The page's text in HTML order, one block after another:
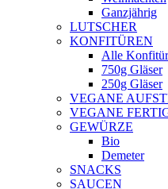
Ganzjährig
LUTSCHER
KONFITÜREN
Alle
750g Gläser
250g Gläser
VEGANE
VEGANE
GEWÜRZE
Bio
Demeter
SNACKS
SAUCEN